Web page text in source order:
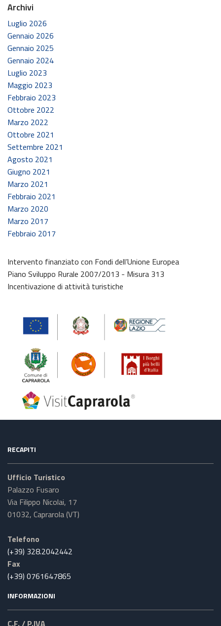
Archivi
Luglio 2026
Gennaio 2026
Gennaio 2025
Gennaio 2024
Luglio 2023
Maggio 2023
Febbraio 2023
Ottobre 2022
Marzo 2022
Ottobre 2021
Settembre 2021
Agosto 2021
Giugno 2021
Marzo 2021
Febbraio 2021
Marzo 2020
Marzo 2017
Febbraio 2017
Intervento finanziato con Fondi dell’Unione Europea
Piano Sviluppo Rurale 2007/2013 - Misura 313
Incentivazione di attività turistiche
RECAPITI
Ufficio Turistico
Palazzo Fusaro
Via Filippo Nicolai, 17
01032, Caprarola (VT)
Telefono
(+39) 328.2042442
Fax
(+39) 0761647865
INFORMAZIONI